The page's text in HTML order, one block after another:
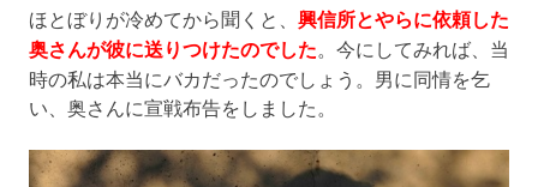
ほとぼりが冷めてから聞くと、 興信所とやらに依頼した
奥さんが彼に送りつけたのでした 。今にしてみれば、当
時の私は本当にバカだったのでしょう。男に同情を乞
い、奥さんに宣戦布告をしました。